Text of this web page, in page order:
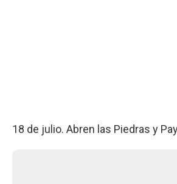
18 de julio. Abren las Piedras y